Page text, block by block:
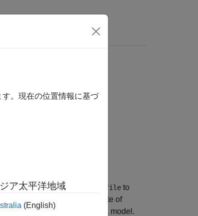
metrics inanExecutionProfile to
function to create an aggregate of
mode simulations of a model.
。現在の位置情報に基づ
ア太平洋地域
(English)